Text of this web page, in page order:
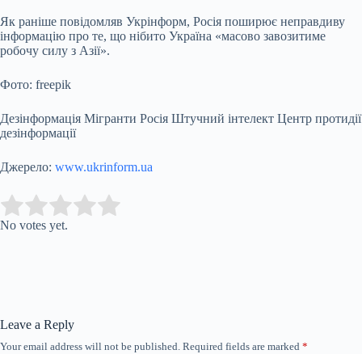
Як раніше повідомляв Укрінформ, Росія поширює неправдиву
інформацію про те, що нібито Україна «масово завозитиме
робочу силу з Азії».
Фото: freepik
Дезінформація Мігранти Росія Штучний інтелект Центр протидії
дезінформації
Джерело: www.ukrinform.ua
Rate this item:
No votes yet.
Leave a Reply
Your email address will not be published. Required fields are marked *